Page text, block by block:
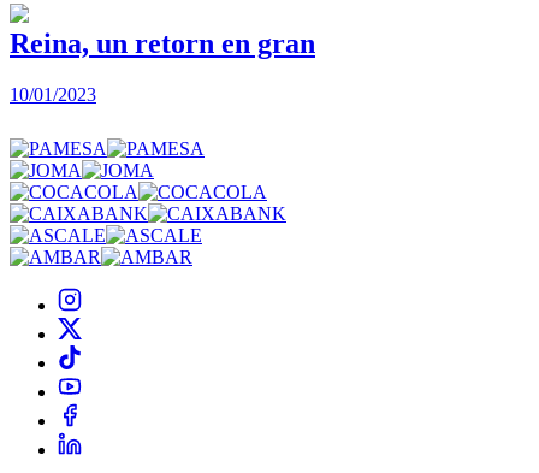
Reina, un retorn en gran
10/01/2023